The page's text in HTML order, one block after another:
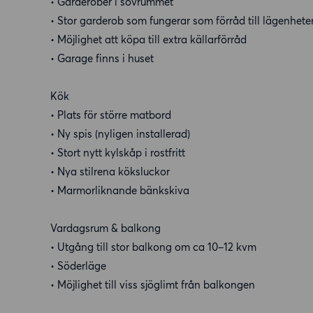
• Stor garderob som fungerar som förråd till
• Möjlighet att köpa till extra källarförråd
• Garage finns i huset
Kök
• Plats för större matbord
• Ny spis (nyligen installerad)
• Stort nytt kylskåp i rostfritt
• Nya stilrena köksluckor
• Marmorliknande bänkskiva
Vardagsrum & balkong
• Utgång till stor balkong om ca 10–12 kvm
• Söderläge
• Möjlighet till viss sjöglimt från balkongen